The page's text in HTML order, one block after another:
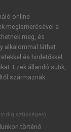
online
megismerésével a
meg, és
alkalommal láthat
és hirdetőkkel
Ezek állandó sütik,
származnak.
szükséges)
történő